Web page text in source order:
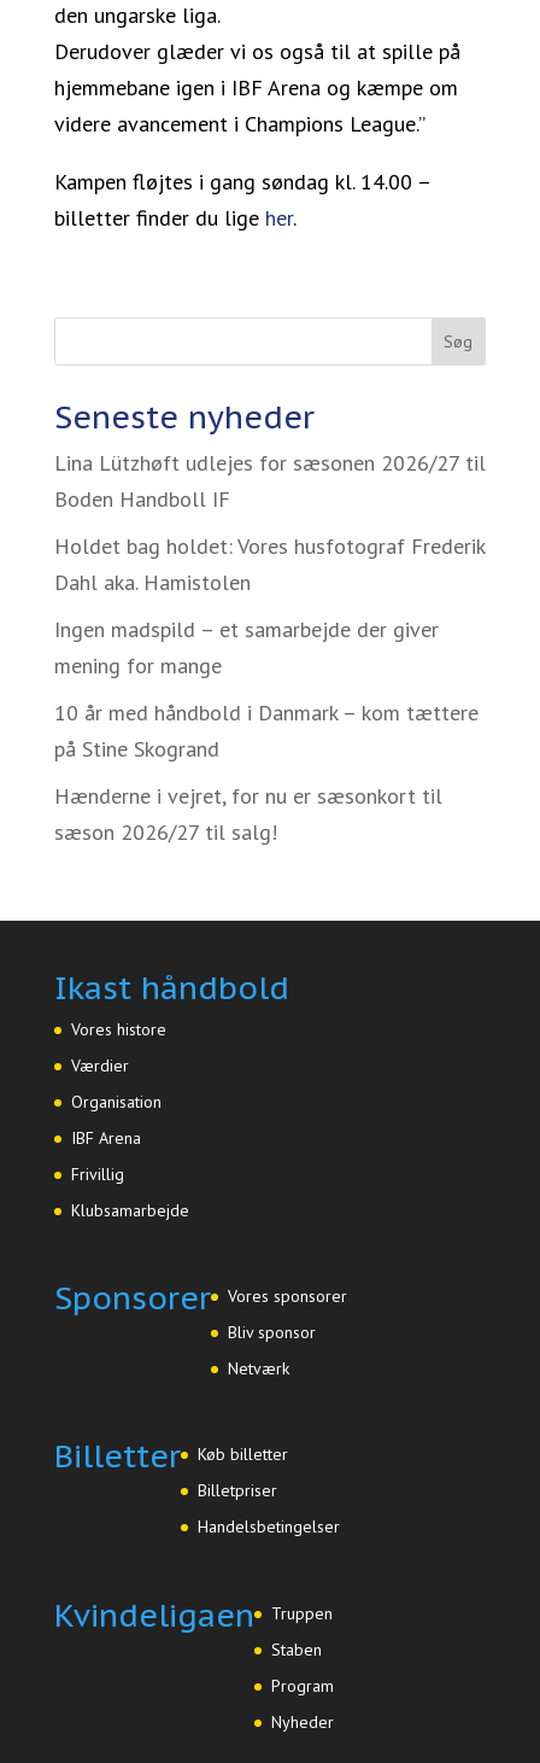
den ungarske liga.
Derudover glæder vi os også til at spille på
hjemmebane igen i IBF Arena og kæmpe om
videre avancement i Champions League.”
Kampen fløjtes i gang søndag kl. 14.00 –
billetter finder du lige her.
Søg
Seneste nyheder
Lina Lützhøft udlejes for sæsonen 2026/27 til
Boden Handboll IF
Holdet bag holdet: Vores husfotograf Frederik
Dahl aka. Hamistolen
Ingen madspild – et samarbejde der giver
mening for mange
10 år med håndbold i Danmark – kom tættere
på Stine Skogrand
Hænderne i vejret, for nu er sæsonkort til
sæson 2026/27 til salg!
Ikast håndbold
Vores histore
Værdier
Organisation
IBF Arena
Frivillig
Klubsamarbejde
Sponsorer
Vores sponsorer
Bliv sponsor
Netværk
Billetter
Køb billetter
Billetpriser
Handelsbetingelser
Kvindeligaen
Truppen
Staben
Program
Nyheder